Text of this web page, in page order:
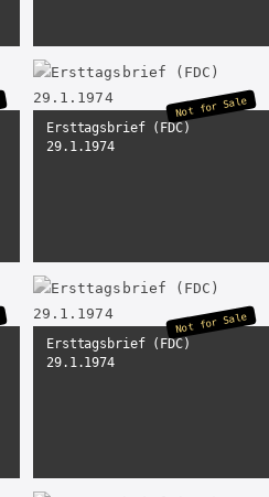
Ersttagsbrief (FDC)
29.1.1974
Not for Sale
Ersttagsbrief (FDC)
29.1.1974
Not for Sale